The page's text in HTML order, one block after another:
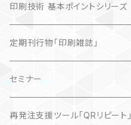
印刷技術 基本ポイントシリーズ
定期刊行物「印刷雑誌」
記事（デジタル販売）
セミナー
再発注支援ツール「QRリピート」